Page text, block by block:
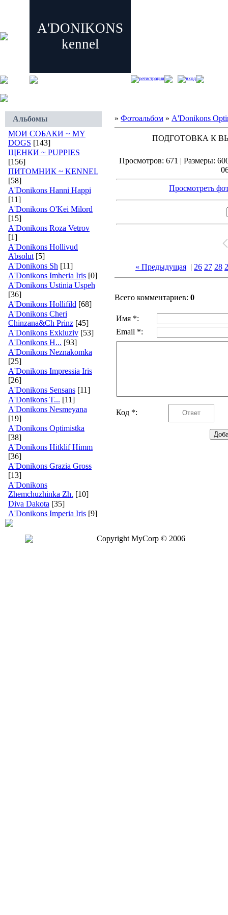
A'DONIKONS
kennel
регистрация вход
Альбомы
МОИ СОБАКИ ~ MY
DOGS [143]
ЩЕНКИ ~ PUPPIES
[156]
ПИТОМНИК ~ KENNEL
[58]
A'Donikons Hanni Happi
[11]
A'Donikons O'Kei Milord
[15]
A'Donikons Roza Vetrov
[1]
A'Donikons Hollivud
Absolut [5]
A'Donikons Sh [11]
A'Donikons Imheria Iris [0]
A'Donikons Ustinia Uspeh
[36]
A'Donikons Hollifild [68]
A'Donikons Cheri
Chinzana&Ch Prinz [45]
A'Donikons Exkluziv [53]
A'Donikons H... [93]
A'Donikons Neznakomka
[25]
A'Donikons Impressia Iris
[26]
A'Donikons Sensans [11]
A'Donikons T... [11]
A'Donikons Nesmeyana
[19]
A'Donikons Optimistka
[38]
A'Donikons Hitklif Himm
[36]
A'Donikons Grazia Gross
[13]
A'Donikons
Zhemchuzhinka Zh. [10]
Diva Dakota [35]
A'Donikons Imperia Iris [9]
» Фотоальбом » A'Donikons
ПОДГОТОВКА К
Просмотров: 671 | Размеры:
Просмотреть
« Предыдущая | 26 27 28
Всего комментариев: 0
Имя *:
Email *:
Код *:
Copyright MyCorp © 2006